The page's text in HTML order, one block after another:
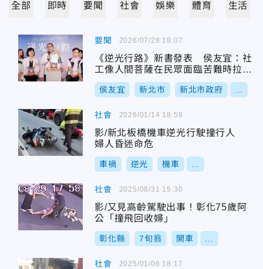
全部 即時 要聞 社會 娛樂 體育 生活
要聞
《逆光行路》新書發表 侯友宜：社
工像人間菩薩在民眾面臨苦難時拉一
把
侯友宜 新北市 新北市政府
2026/07/28 18:07
社會
影/新北板橋機車逆光行駛撞行人
婦人昏迷命危
車禍 逆光 機車
2026/01/14 18:58
社會
影/又見高齡駕駛出事！彰化75歲阿
公「撞飛回收婦」
彰化縣 7旬翁 開車
2025/08/31 15:30
社會 2025/01/06 18:17